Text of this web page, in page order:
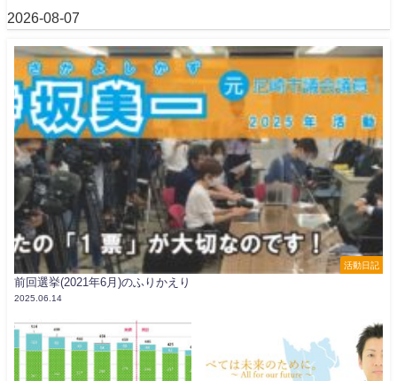
2026-08-07
活動日記
前回選挙(2021年6月)のふりかえり
2025.06.14